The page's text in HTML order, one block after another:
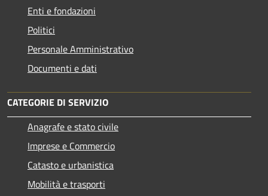
Enti e fondazioni
Politici
Personale Amministrativo
Documenti e dati
CATEGORIE DI SERVIZIO
Anagrafe e stato civile
Imprese e Commercio
Catasto e urbanistica
Mobilità e trasporti